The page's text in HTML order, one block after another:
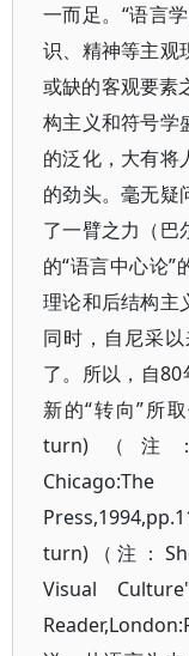
一而足。“语言
识、精神等主观
或缺的客观要
构主义和符号学
的泛化，大有将
的劲头。毫无疑
了一臂之力（巴
的“语言中心论
理论和后结构主
同时，自尼采
了。所以，自80
新的“转向”所
turn)（注：
turn)（注：
Visual